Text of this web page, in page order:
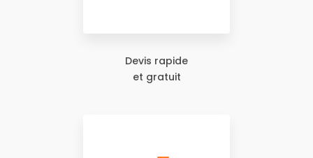
Devis rapide
et gratuit